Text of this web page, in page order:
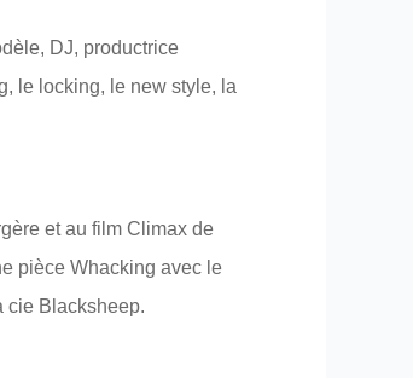
DJ, productrice
le locking, le new style, la
et au film Climax de
pièce Whacking avec le
cie Blacksheep.